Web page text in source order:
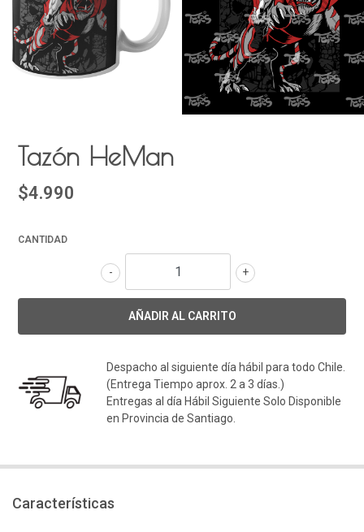
Tazón HeMan
$4.990
CANTIDAD
+
-
Despacho al siguiente día hábil para todo Chile.
(Entrega Tiempo aprox. 2 a 3 días.)
Entregas al día Hábil Siguiente Solo Disponible
en Provincia de Santiago.
Características